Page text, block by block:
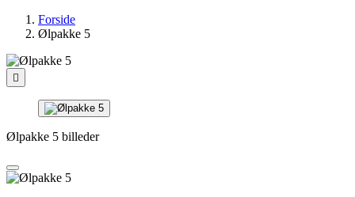
Forside
Ølpakke 5

Ølpakke 5 billeder